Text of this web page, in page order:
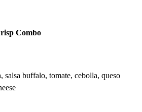
Combo
salsa buffalo, tomate, cebolla, queso